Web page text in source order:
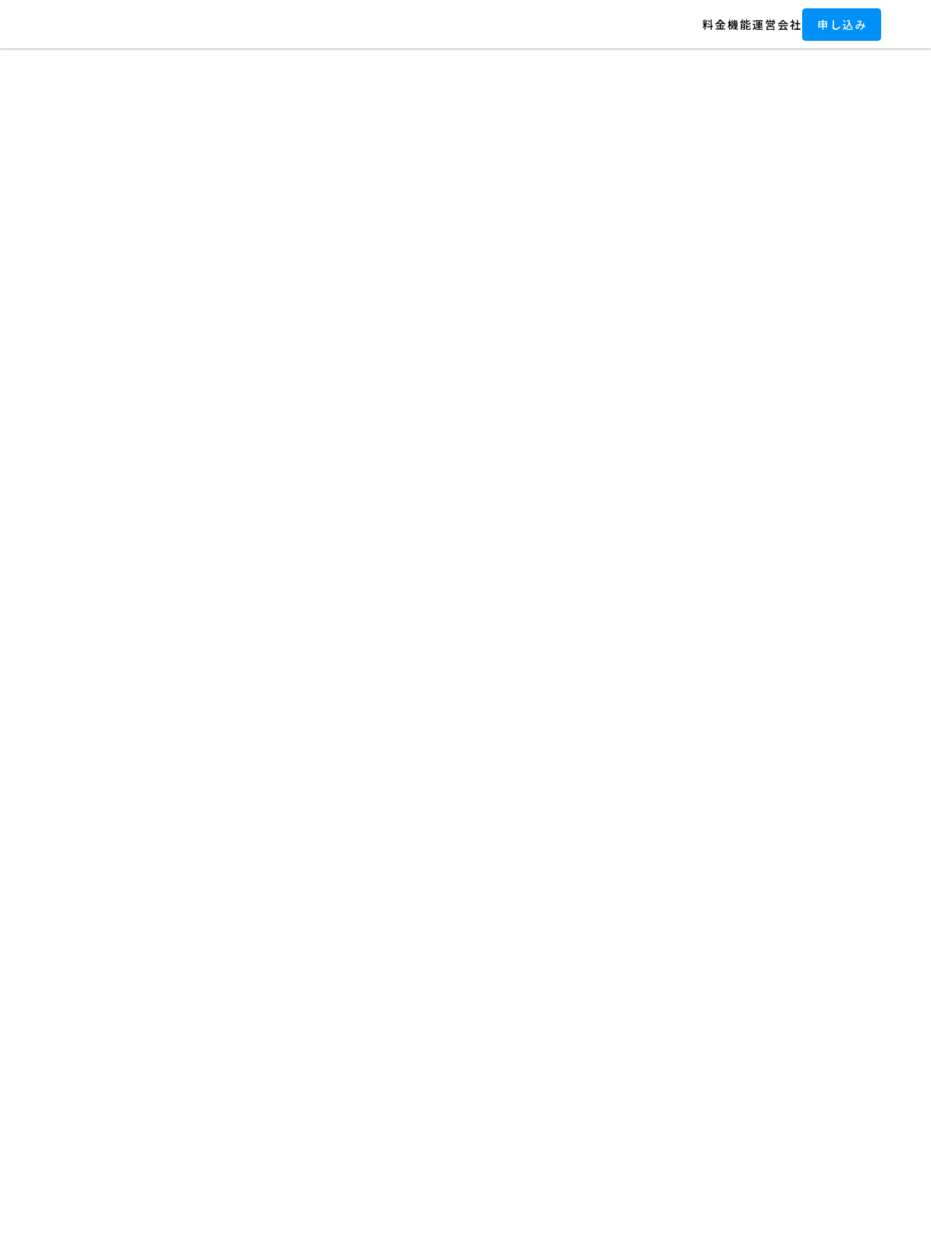
料金機能運営会社 申し込み